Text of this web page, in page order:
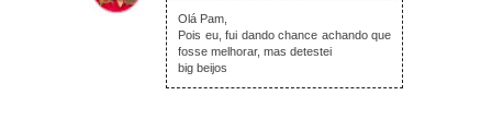
Olá Pam,
Pois eu, fui dando chance achando que
fosse melhorar, mas detestei
big beijos